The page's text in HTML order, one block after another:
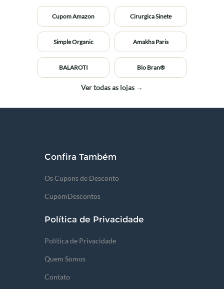
Cupom Amazon Cirurgica Sinete
Simple Organic Amakha Paris
BALAROTI Bio Bran®
Ver todas as lojas →
Confira Também
Os Cupons de Desconto
CupomDescontos
Política de Privacidade
Política de Privacidade
Quem Somos
Contato